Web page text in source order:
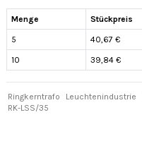
Menge Stückpreis
5 40,67 €
10 39,84 €
Ringkerntrafo Leuchtenindustrie
RK-LSS/35